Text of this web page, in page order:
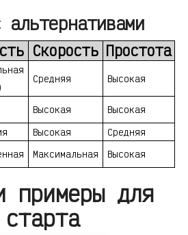
Скорость Простота
Средняя Высокая
Высокая
Высокая
Высокая
Средняя
Максимальная Высокая
примеры для